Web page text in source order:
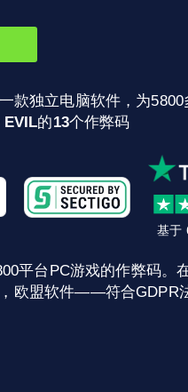
一款独立电脑软件，为
EVIL的13个作弊码
基于
平台PC游戏的作弊码。
欧盟软件——符合GDPR